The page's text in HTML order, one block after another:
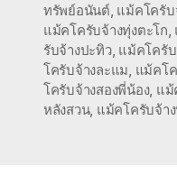
ทรัพย์อนันต์, แม้คโครับ
แม้คโครับจ้างทุ่งตะโก,
รับจ้างปะทิว, แม้คโครั
โครับจ้างละแม, แม้คโ
โครับจ้างสองพี่น้อง, แม้
หลังสวน, แม้คโครับจ้า